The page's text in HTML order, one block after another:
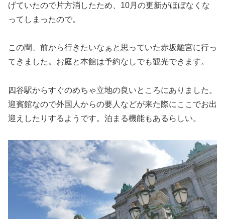
げていたので片方消したため、10月の更新がほぼなくな
ってしまったので。
この間、前から行きたいなぁと思っていた赤坂離宮に行っ
てきました。お庭と本館は予約なしでも観光できます。
四谷駅からすぐのめちゃ立地の良いところにありました。
迎賓館なので外国人からの要人などが来た際にここでお出
迎えしたりするようです。泊まる機能もあるらしい。